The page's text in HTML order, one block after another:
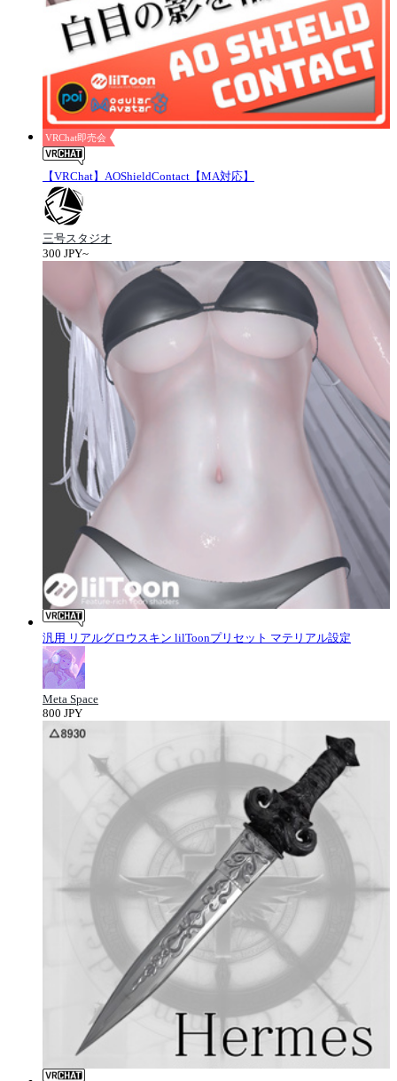
VRChat即売会
【VRChat】AOShieldContact【MA対応】
三号スタジオ
300 JPY~
汎用 リアルグロウスキン lilToonプリセット マテリアル設定
Meta Space
800 JPY